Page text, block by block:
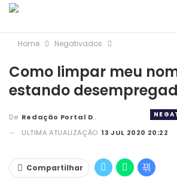
Home Negativados
Como limpar meu
estando
De Redação Portal DBC
ULTIMA ATUALIZAÇÃO 13 JUL 2020 20:22
Compartilhar